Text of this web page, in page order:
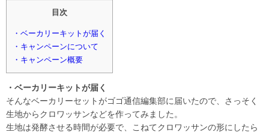
目次
・ベーカリーキットが届く
・キャンペーンについて
・キャンペーン概要
・ベーカリーキットが届く
そんなベーカリーセットがゴゴ通信編集部に届いたので、さっそく
生地からクロワッサンなどを作ってみました。
生地は発酵させる時間が必要で、こねてクロワッサンの形にしたら